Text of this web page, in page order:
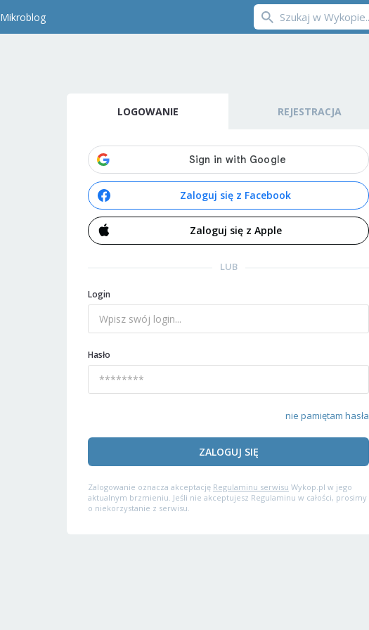
Mikroblog
LOGOWANIE REJESTRACJA
Zaloguj się z Facebook
Zaloguj się z Apple
LUB
Login
Hasło
nie pamiętam hasła
ZALOGUJ SIĘ
Zalogowanie oznacza akceptację Regulaminu serwisu Wykop.pl w jego
aktualnym brzmieniu. Jeśli nie akceptujesz Regulaminu w całości, prosimy
o niekorzystanie z serwisu.